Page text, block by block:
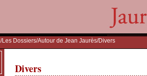
/Les Dossiers/Autour de Jean Jaurès/Divers
Divers